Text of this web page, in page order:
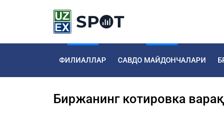
ФИЛИАЛЛАР САВДО МАЙДОНЧАЛАРИ
Биржанинг котировка